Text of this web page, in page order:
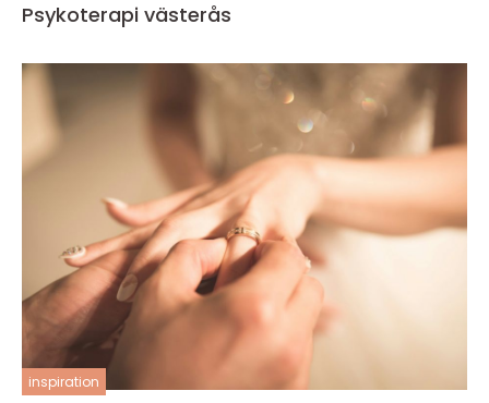
Psykoterapi västerås
inspiration